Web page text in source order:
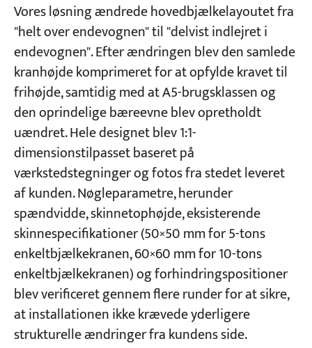
Vores løsning ændrede hovedbjælkelayoutet fra
"helt over endevognen" til "delvist indlejret i
endevognen". Efter ændringen blev den samlede
kranhøjde komprimeret for at opfylde kravet til
frihøjde, samtidig med at A5-brugsklassen og
den oprindelige bæreevne blev opretholdt
uændret. Hele designet blev 1:1-
dimensionstilpasset baseret på
værkstedstegninger og fotos fra stedet leveret
af kunden. Nøgleparametre, herunder
spændvidde, skinnetophøjde, eksisterende
skinnespecifikationer (50×50 mm for 5-tons
enkeltbjælkekranen, 60×60 mm for 10-tons
enkeltbjælkekranen) og forhindringspositioner
blev verificeret gennem flere runder for at sikre,
at installationen ikke krævede yderligere
strukturelle ændringer fra kundens side.